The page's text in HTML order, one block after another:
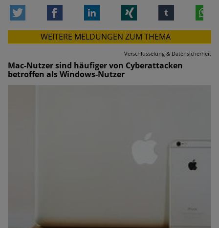
Facebook LinkedIn tumblr
WEITERE MELDUNGEN ZUM THEMA
Verschlüsselung & Datensicherheit
Mac-Nutzer sind häufiger von Cyberattacken
betroffen als Windows-Nutzer